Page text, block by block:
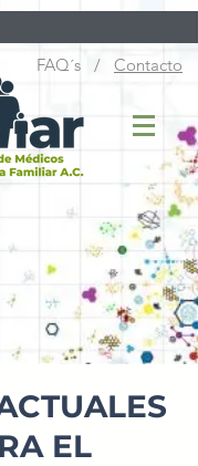
FAQ´s / Contacto
EL